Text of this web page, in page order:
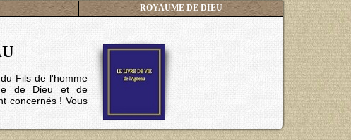
ROYAUME DE DIEU
Fils de l'homme
de Dieu et de
concernés ! Vous